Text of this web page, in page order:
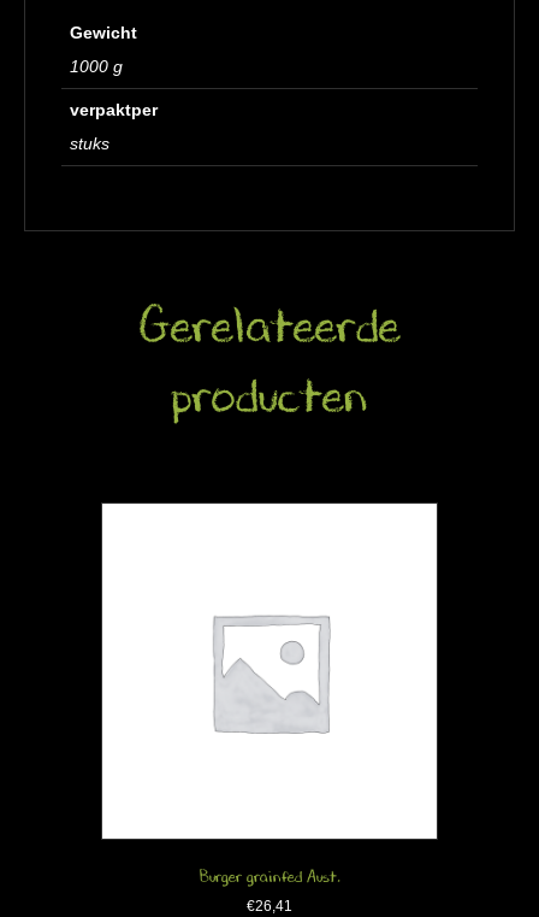
Gewicht
1000 g
verpaktper
stuks
Gerelateerde
producten
Burger grainfed Aust.
€26,41